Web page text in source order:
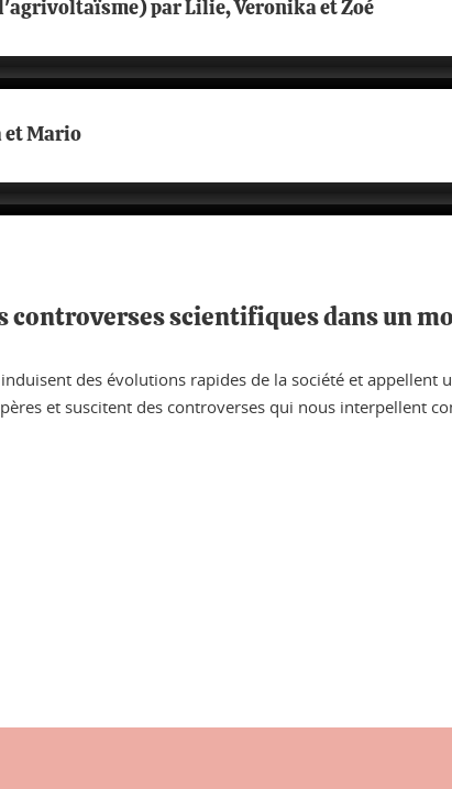
par Lilie, Veronika et Zoé
et Mario
controverses scientifiques dans un
des évolutions rapides de la société et
et suscitent des controverses qui nous interpellent